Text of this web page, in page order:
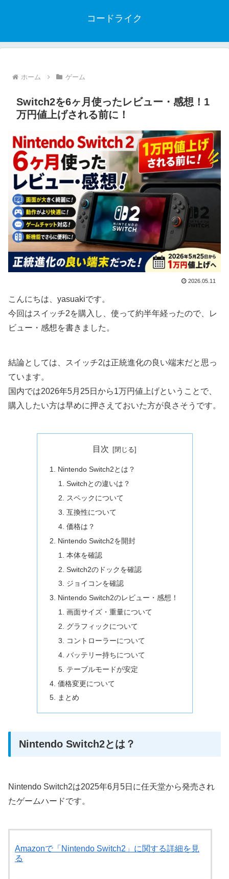
コードライク
ホーム ゲーム
Switch2を6ヶ月使ったレビュー・感想！1
万円値上げされる前に！
2026.05.11
こんにちは、yasuakiです。
今回はスイッチ2を購入し、使って約半年経ったので、レ
ビュー・感想を書きました。
結論としては、スイッチ2は正統進化の良い端末だと思っ
ています。
国内では2026年5月25日から1万円値上げということで、
購入したい方は早めに押さえておいた方が良さそうです。
目次
Nintendo Switch2とは？
Switchとの違いは？
スペックについて
互換性について
価格は？
Nintendo Switch2を開封
本体を確認
Switch2のドックを確認
ジョイコンを確認
Nintendo Switch2のレビュー・感想！
画面サイズ・重量について
グラフィックについて
コントローラーについて
バッテリー持ちについて
テーブルモードが安定
価格変更について
まとめ
Nintendo Switch2とは？
Nintendo Switch2は2025年6月5日に任天堂から発売され
たゲームハードです。
Amazonで「Nintendo Switch2」に関する詳細を見
る